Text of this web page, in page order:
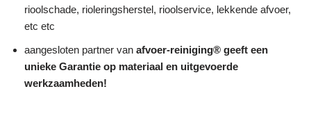
rioolschade, rioleringsherstel, rioolservice, lekkende afvoer,
etc etc
aangesloten partner van afvoer-reiniging® geeft een
unieke Garantie op materiaal en uitgevoerde
werkzaamheden!